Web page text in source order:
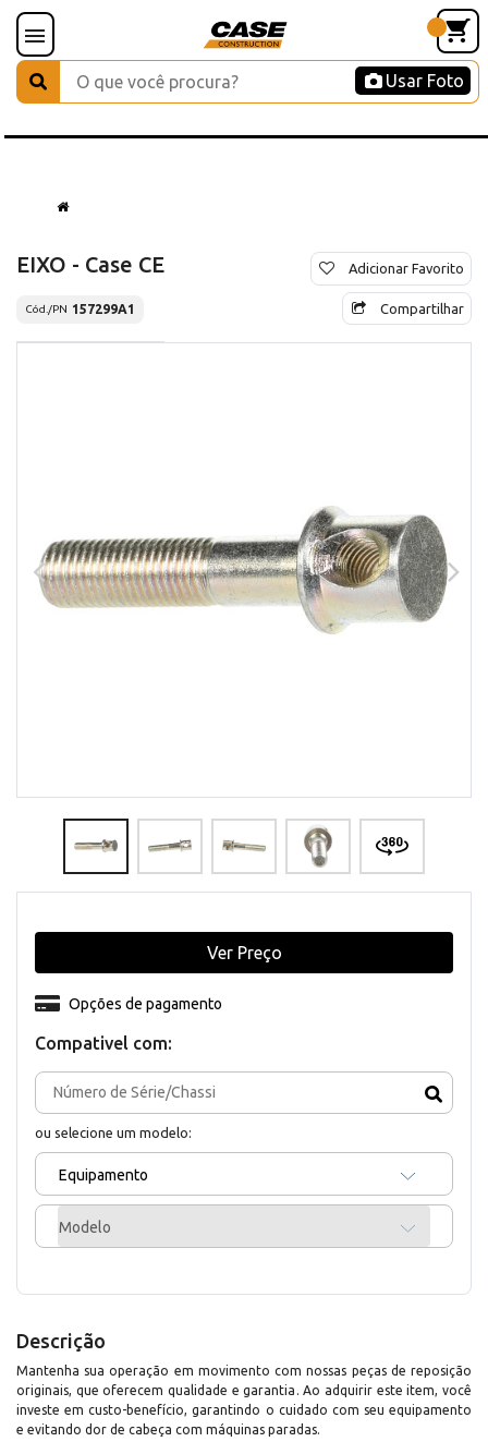
Usar Foto
EIXO - Case CE
Cód./PN 157299A1
Adicionar Favorito
Compartilhar
Compativel com:
ou selecione um modelo:
Equipamento
Modelo
Opções de pagamento
Ver Preço
Descrição
Mantenha sua operação em movimento com nossas peças de reposição
originais, que oferecem qualidade e garantia. Ao adquirir este item, você
investe em custo-benefício, garantindo o cuidado com seu equipamento
e evitando dor de cabeça com máquinas paradas.